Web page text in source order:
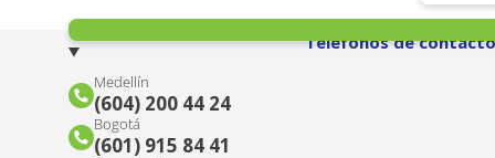
Teléfonos de contacto
Medellín
(604) 200 44 24
Bogotá
(601) 915 84 41